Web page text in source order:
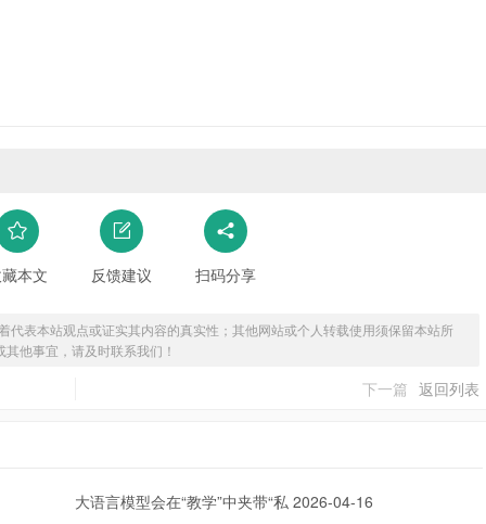
本文 反馈建议 扫码分享
代表本站观点或证实其内容的真实性；其他网站或个人转载使用须保留本站所
他事宜，请及时联系我们！
下一篇 返回列表
大语言模型会在“教学”中夹带“私2026-04-16